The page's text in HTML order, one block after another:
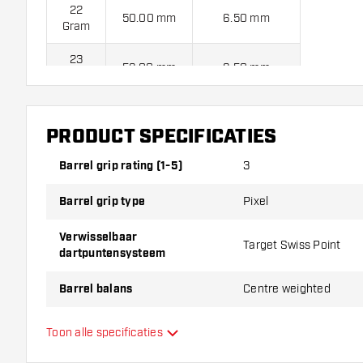
22
Gram
50.00 mm 6.50 mm
23
52.00 mm 6.50 mm
24
Target Luke Littler G1 90% Swiss Point Dartpijlen worden
PRODUCT SPECIFICATIES
Barrel grip rating (1-5) 3
Barrel grip type Pixel
Verwisselbaar
dartpuntensysteem
Target Swiss Point
Barrel balans Centre weighted
Materiaal dartpijlen
Toon alle specificaties